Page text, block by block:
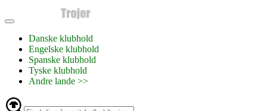
Danske klubhold
Engelske klubhold
Spanske klubhold
Tyske klubhold
Andre lande >>